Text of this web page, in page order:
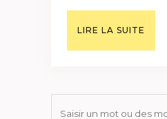
LIRE LA SUITE